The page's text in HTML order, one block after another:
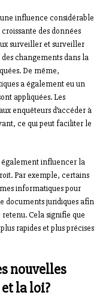
influence considérable
des données
surveiller et surveiller
changements dans la
De même,
a également eu un
appliquées. Les
enquêteurs d’accéder à
ce qui peut faciliter le
également influencer la
Par exemple, certains
informatiques pour
documents juridiques afin
retenu. Cela signifie que
rapides et plus précises
nouvelles
la loi?